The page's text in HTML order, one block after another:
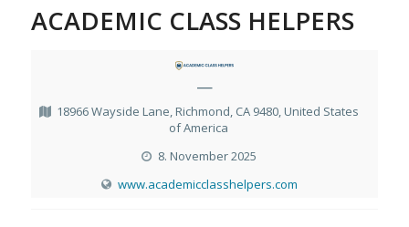
ACADEMIC CLASS HELPERS
—
18966 Wayside Lane, Richmond, CA 9480, United States
of America
8. November 2025
www.academicclasshelpers.com